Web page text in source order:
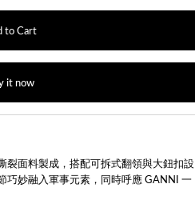
it now
裂面料製成，搭配可拆式翻領與大鈕扣設
巧妙融入軍事元素，同時呼應 GANNI 一